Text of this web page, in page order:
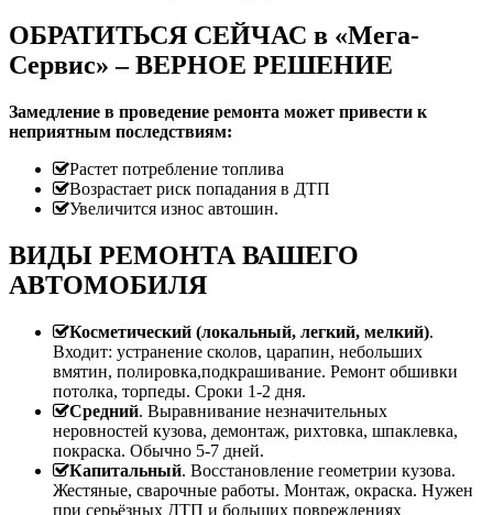
ОБРАТИТЬСЯ СЕЙЧАС в «Мега-
Сервис» – ВЕРНОЕ РЕШЕНИЕ
Замедление в проведение ремонта может привести к
неприятным последствиям:
Растет потребление топлива
Возрастает риск попадания в ДТП
Увеличится износ автошин.
ВИДЫ РЕМОНТА ВАШЕГО
АВТОМОБИЛЯ
Косметический (локальный, легкий, мелкий).
Входит: устранение сколов, царапин, небольших
вмятин, полировка,подкрашивание. Ремонт обшивки
потолка, торпеды. Сроки 1-2 дня.
Средний. Выравнивание незначительных
неровностей кузова, демонтаж, рихтовка, шпаклевка,
покраска. Обычно 5-7 дней.
Капитальный. Восстановление геометрии кузова.
Жестяные, сварочные работы. Монтаж, окраска. Нужен
при серьёзных ДТП и больших повреждениях